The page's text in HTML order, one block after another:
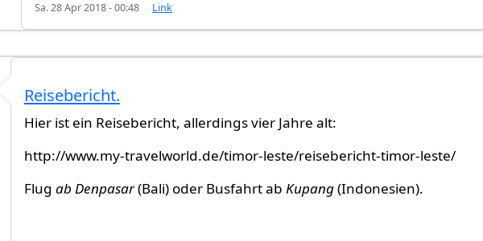
Sa. 28 Apr 2018 - 00:48 Link
Reisebericht.
Hier ist ein Reisebericht, allerdings vier Jahre alt:
http://www.my-travelworld.de/timor-leste/reisebericht-timor-leste/
Flug ab Denpasar(Bali) oder Busfahrt ab Kupang(Indonesien).